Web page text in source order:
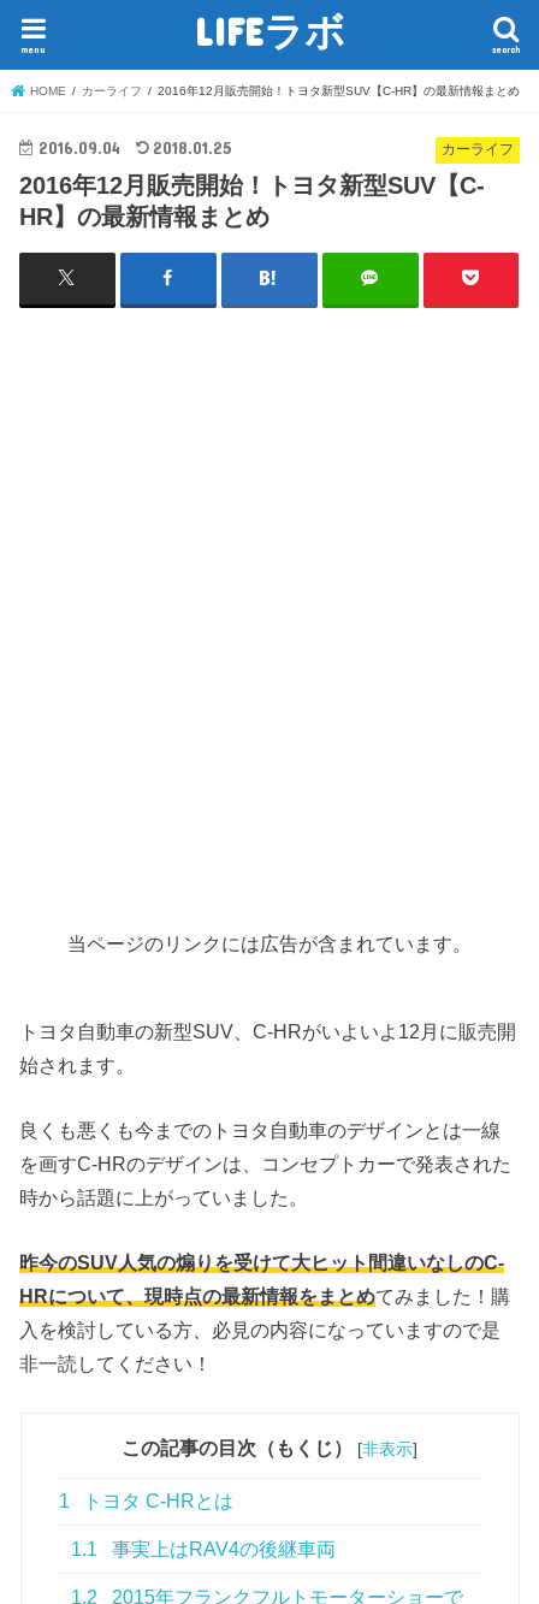
LIFEラボ search
menu
HOME カーライフ 2016年12月販売開始！トヨタ新型SUV【C-HR】の最新情報まとめ
カーライフ
2016.09.04 2018.01.25
2016年12月販売開始！トヨタ新型SUV【C-
HR】の最新情報まとめ
当ページのリンクには広告が含まれています。
トヨタ自動車の新型SUV、C-HRがいよいよ12月に販売開
始されます。
良くも悪くも今までのトヨタ自動車のデザインとは一線
を画すC-HRのデザインは、コンセプトカーで発表された
時から話題に上がっていました。
昨今のSUV人気の煽りを受けて大ヒット間違いなしのC-
HRについて、現時点の最新情報をまとめてみました！購
入を検討している方、必見の内容になっていますので是
非一読してください！
この記事の目次（もくじ） [非表示]
1 トヨタ C-HRとは
1.1 事実上はRAV4の後継車両
1.2
2015年フランクフルトモーターショーで